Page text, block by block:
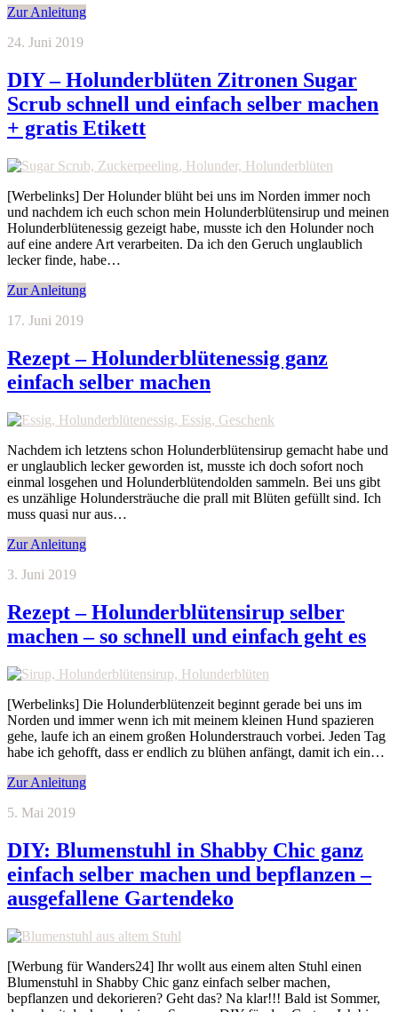
Zur Anleitung
24. Juni 2019
DIY – Holunderblüten Zitronen Sugar
Scrub schnell und einfach selber machen
+ gratis Etikett
[Werbelinks] Der Holunder blüht bei uns im Norden immer noch
und nachdem ich euch schon mein Holunderblütensirup und meinen
Holunderblütenessig gezeigt habe, musste ich den Holunder noch
auf eine andere Art verarbeiten. Da ich den Geruch unglaublich
lecker finde, habe…
Zur Anleitung
17. Juni 2019
Rezept – Holunderblütenessig ganz
einfach selber machen
Nachdem ich letztens schon Holunderblütensirup gemacht habe und
er unglaublich lecker geworden ist, musste ich doch sofort noch
einmal losgehen und Holunderblütendolden sammeln. Bei uns gibt
es unzählige Holundersträuche die prall mit Blüten gefüllt sind. Ich
muss quasi nur aus…
Zur Anleitung
3. Juni 2019
Rezept – Holunderblütensirup selber
machen – so schnell und einfach geht es
[Werbelinks] Die Holunderblütenzeit beginnt gerade bei uns im
Norden und immer wenn ich mit meinem kleinen Hund spazieren
gehe, laufe ich an einem großen Holunderstrauch vorbei. Jeden Tag
habe ich gehofft, dass er endlich zu blühen anfängt, damit ich ein…
Zur Anleitung
5. Mai 2019
DIY: Blumenstuhl in Shabby Chic ganz
einfach selber machen und bepflanzen –
ausgefallene Gartendeko
[Werbung für Wanders24] Ihr wollt aus einem alten Stuhl einen
Blumenstuhl in Shabby Chic ganz einfach selber machen,
bepflanzen und dekorieren? Geht das? Na klar!!! Bald ist Sommer,